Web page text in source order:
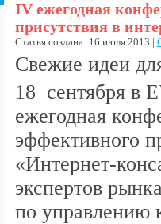
IV ежегодная
присутствия в
Статья создана: 16 июля 2013 |
Свежие идеи
18 сентября в
ежегодная
эффективного
«Интернет-
экспертов
по управлению